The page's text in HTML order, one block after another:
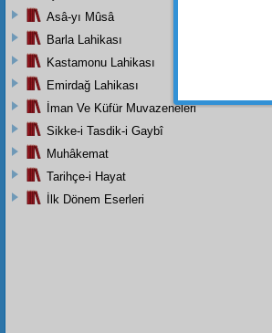
Asâ-yı Mûsâ
Barla Lahikası
Kastamonu Lahikası
Emirdağ Lahikası
İman Ve Küfür Muvazeneleri
Sikke-i Tasdik-i Gaybî
Muhâkemat
Tarihçe-i Hayat
İlk Dönem Eserleri